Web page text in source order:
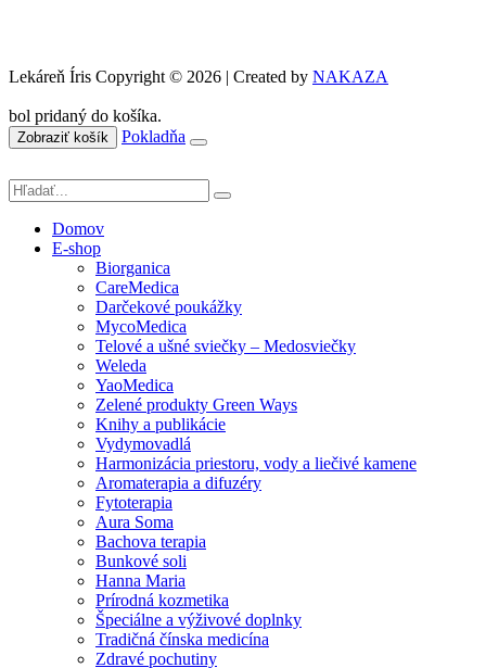
Lekáreň Íris Copyright © 2026 | Created by NAKAZA
bol pridaný do košíka.
Zobraziť košík Pokladňa
Domov
E-shop
Biorganica
CareMedica
Darčekové poukážky
MycoMedica
Telové a ušné sviečky – Medosviečky
Weleda
YaoMedica
Zelené produkty Green Ways
Knihy a publikácie
Vydymovadlá
Harmonizácia priestoru, vody a liečivé kamene
Aromaterapia a difuzéry
Fytoterapia
Aura Soma
Bachova terapia
Bunkové soli
Hanna Maria
Prírodná kozmetika
Špeciálne a výživové doplnky
Tradičná čínska medicína
Zdravé pochutiny